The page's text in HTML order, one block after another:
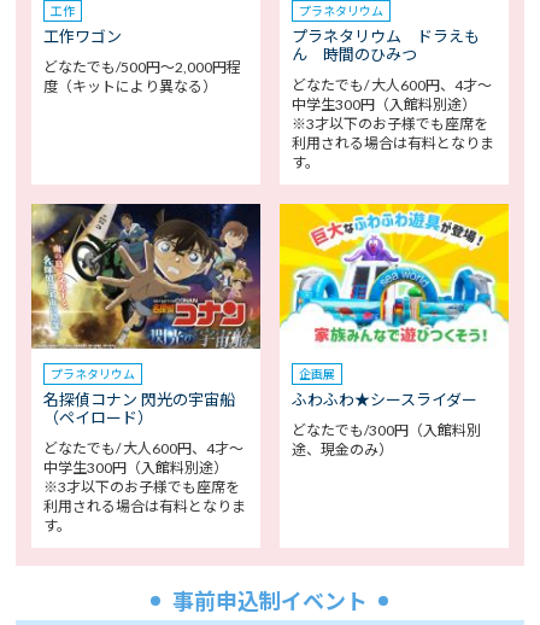
工作
工作ワゴン
どなたでも/500円～2,000円程
度（キットにより異なる）
プラネタリウム
プラネタリウム ドラえも
ん 時間のひみつ
どなたでも/ 大人600円、4才～
中学生300円（入館料別途）
※3才以下のお子様でも座席を
利用される場合は有料となりま
す。
プラネタリウム
名探偵コナン 閃光の宇宙船
（ペイロード）
どなたでも/ 大人600円、4才～
中学生300円（入館料別途）
※3才以下のお子様でも座席を
利用される場合は有料となりま
す。
企画展
ふわふわ★シースライダー
どなたでも/300円（入館料別
途、現金のみ）
事前申込制イベント